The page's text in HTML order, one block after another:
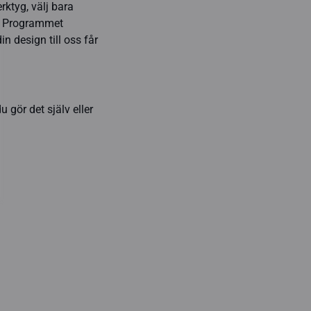
välj bara
design till oss får
gör det själv eller